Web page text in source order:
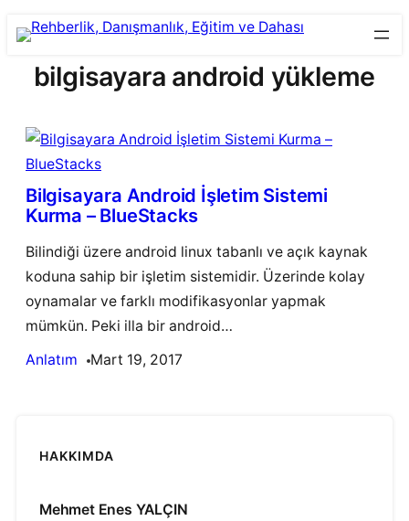
Skip
content
bilgisayara android yükleme
Bilgisayara Android İşletim Sistemi
Kurma – BlueStacks
Bilindiği üzere android linux tabanlı ve açık kaynak
koduna sahip bir işletim sistemidir. Üzerinde kolay
oynamalar ve farklı modifikasyonlar yapmak
mümkün. Peki illa bir android…
Anlatım
Mart 19, 2017
HAKKIMDA
Mehmet Enes YALÇIN